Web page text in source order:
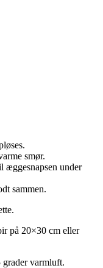
smør.
æggesnapsen under
sammen.
på 20×30 cm eller
varmluft.